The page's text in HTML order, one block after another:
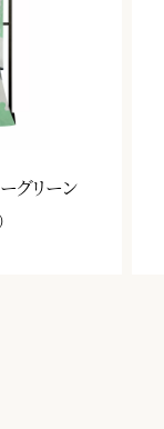
グリーン